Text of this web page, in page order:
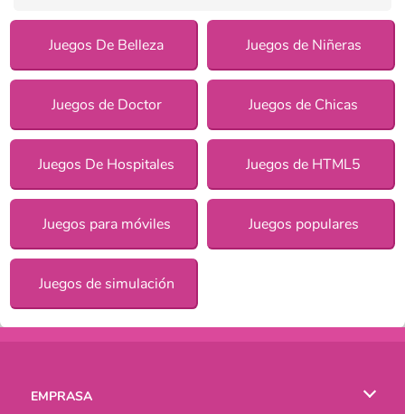
Juegos De Belleza Juegos de Niñeras
Juegos de Doctor Juegos de Chicas
Juegos De Hospitales Juegos de HTML5
Juegos para móviles Juegos populares
Juegos de simulación
EMPRASA